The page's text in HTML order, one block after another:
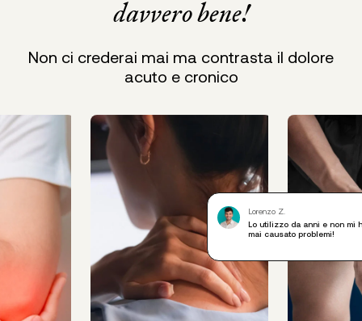
davvero bene!
Non ci crederai mai ma contrasta il dolore
acuto e cronico
Lorenzo Z.
Lo utilizzo da anni e non mi
mai causato problemi!